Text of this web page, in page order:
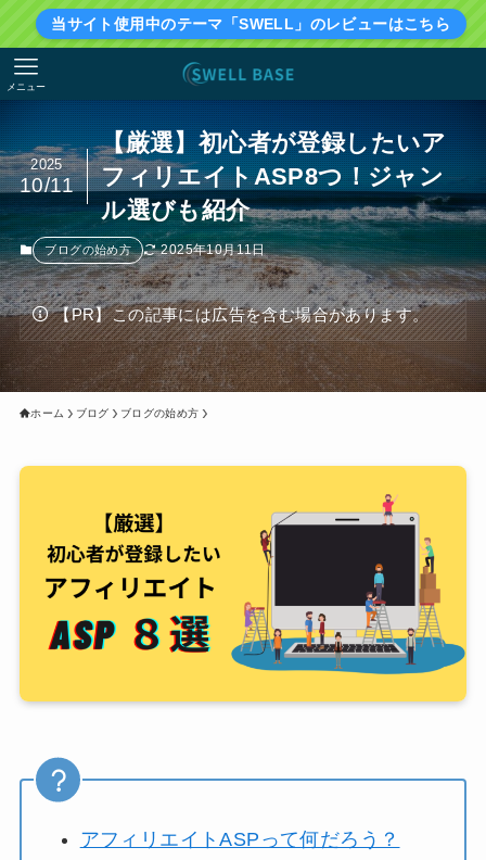
当サイト使用中のテーマ「SWELL」のレビューはこちら
メニュー
【厳選】初心者が登録したいア
フィリエイトASP8つ！ジャン
ル選びも紹介
2025
10/11
ブログの始め方 2025年10月11日
【PR】この記事には広告を含む場合があります。
ホーム ブログ ブログの始め方
アフィリエイトASPって何だろう？